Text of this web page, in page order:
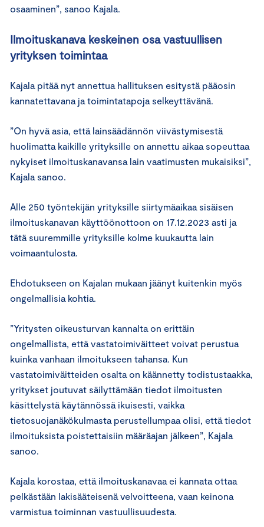
osaaminen”, sanoo Kajala.
Ilmoituskanava keskeinen osa vastuullisen
yrityksen toimintaa
Kajala pitää nyt annettua hallituksen esitystä pääosin
kannatettavana ja toimintatapoja selkeyttävänä.
”On hyvä asia, että lainsäädännön viivästymisestä
huolimatta kaikille yrityksille on annettu aikaa sopeuttaa
nykyiset ilmoituskanavansa lain vaatimusten mukaisiksi”,
Kajala sanoo.
Alle 250 työntekijän yrityksille siirtymäaikaa sisäisen
ilmoituskanavan käyttöönottoon on 17.12.2023 asti ja
tätä suuremmille yrityksille kolme kuukautta lain
voimaantulosta.
Ehdotukseen on Kajalan mukaan jäänyt kuitenkin myös
ongelmallisia kohtia.
”Yritysten oikeusturvan kannalta on erittäin
ongelmallista, että vastatoimiväitteet voivat perustua
kuinka vanhaan ilmoitukseen tahansa. Kun
vastatoimiväitteiden osalta on käännetty todistustaakka,
yritykset joutuvat säilyttämään tiedot ilmoitusten
käsittelystä käytännössä ikuisesti, vaikka
tietosuojanäkökulmasta perustellumpaa olisi, että tiedot
ilmoituksista poistettaisiin määräajan jälkeen”, Kajala
sanoo.
Kajala korostaa, että ilmoituskanavaa ei kannata ottaa
pelkästään lakisääteisenä velvoitteena, vaan keinona
varmistua toiminnan vastuullisuudesta.